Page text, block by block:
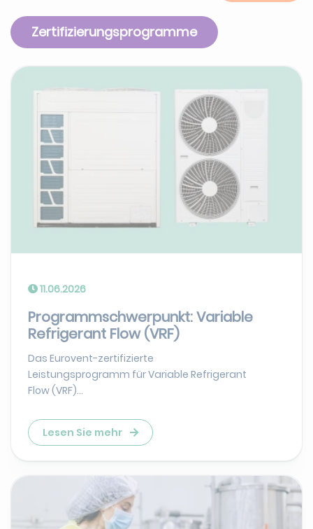
Zertifizierungsprogramme
11.06.2026
Programmschwerpunkt: Variable
Refrigerant Flow (VRF)
Das Eurovent-zertifizierte
Leistungsprogramm für Variable Refrigerant
Flow (VRF)...
Lesen Sie mehr